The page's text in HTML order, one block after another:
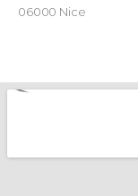
06000 Nice